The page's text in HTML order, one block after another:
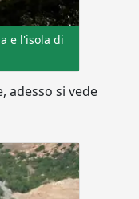
e l'isola di
adesso si vede